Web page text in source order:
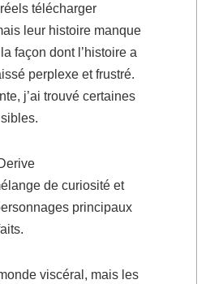
télécharger
leur histoire manque
façon dont l’histoire a
perplexe et frustré.
j’ai trouvé certaines
de curiosité et
principaux
viscéral, mais les